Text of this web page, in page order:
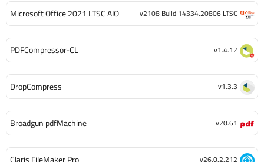
Microsoft Office 2021 LTSC AIO v2108 Build 14334.20806 LTSC
PDFCompressor-CL v1.4.12
DropCompress v1.3.3
Broadgun pdfMachine v20.61
v26.0.2.212